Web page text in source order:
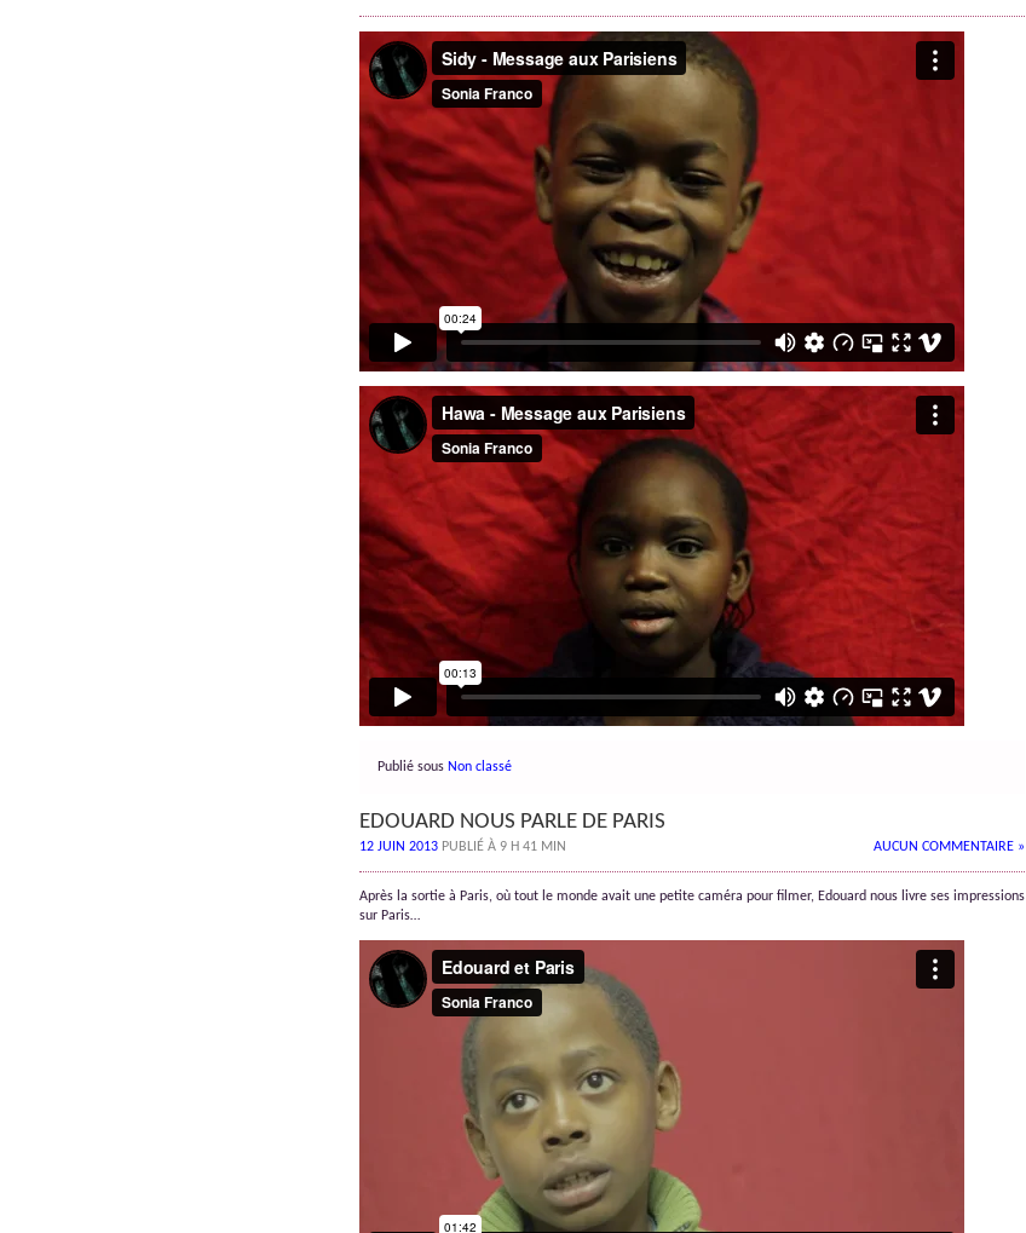
Publié sous Non classé
EDOUARD NOUS PARLE DE PARIS
AUCUN COMMENTAIRE »
12 JUIN 2013 PUBLIÉ À 9 H 41 MIN
Après la sortie à Paris, où tout le monde avait une petite caméra pour filmer, Edouard nous livre ses impressions
sur Paris…